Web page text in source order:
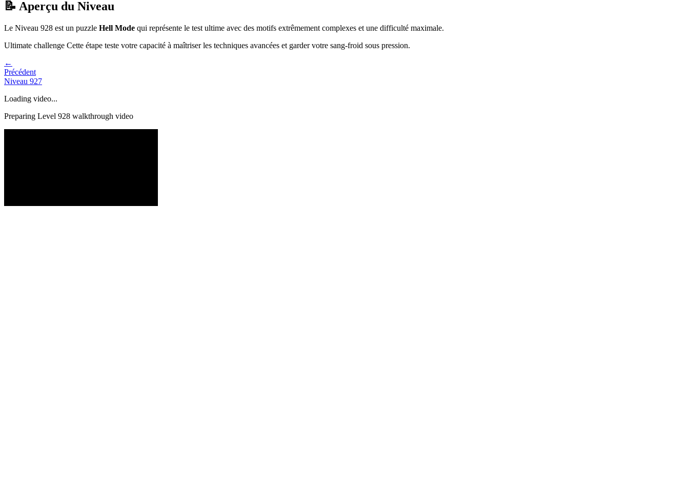
📝 Aperçu du Niveau
Le Niveau 928 est un puzzle Hell Mode qui représente le test ultime avec des motifs extrêmement complexes et une difficulté maximale.
Ultimate challenge Cette étape teste votre capacité à maîtriser les techniques avancées et garder votre sang-froid sous pression.
←
Précédent
Niveau 927
Loading video...
Preparing Level 928 walkthrough video